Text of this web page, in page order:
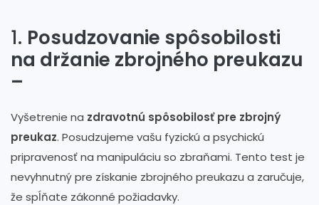
1. Posudzovanie spôsobilosti
na držanie zbrojného preukazu
–
Vyšetrenie na zdravotnú spôsobilosť pre zbrojný
preukaz. Posudzujeme vašu fyzickú a psychickú
pripravenosť na manipuláciu so zbraňami. Tento test je
nevyhnutný pre získanie zbrojného preukazu a zaručuje,
že spĺňate zákonné požiadavky.